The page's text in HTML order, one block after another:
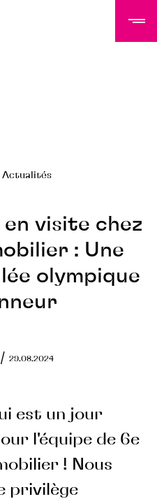
Actualités
visite chez
: Une
olympique
/ 29.08.2024
est un jour
l'équipe de 6e
! Nous
privilège